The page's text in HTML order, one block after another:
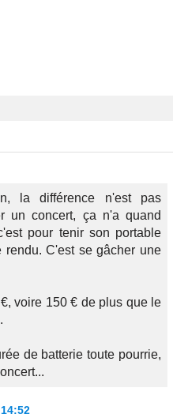
la différence n'est pas
un concert, ça n'a quand
pour tenir son portable
rendu. C'est se gâcher une
voire 150 € de plus que le
de batterie toute pourrie,